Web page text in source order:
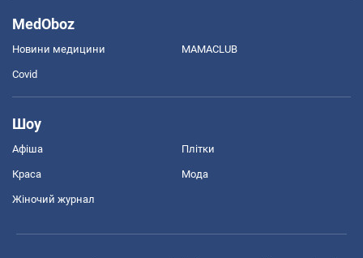
MedOboz
Новини медицини MAMACLUB
Covid
Шоу
Афіша Плітки
Краса Мода
Жіночий журнал